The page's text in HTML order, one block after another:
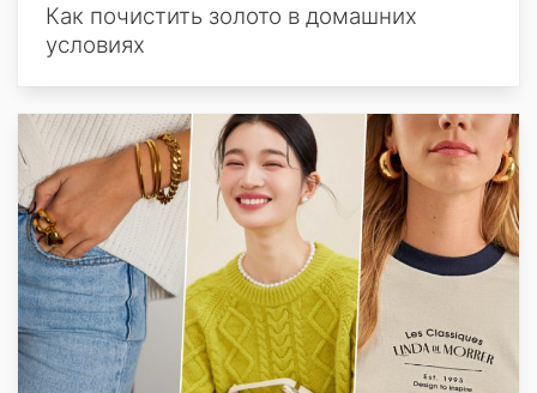
Как почистить золото в домашних
условиях